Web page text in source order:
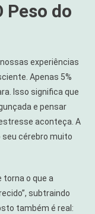
Peso do
experiências
Apenas 5%
Isso significa que
e pensar
aconteça. A
seu cérebro muito
torna o que a
subtraindo
também é real: